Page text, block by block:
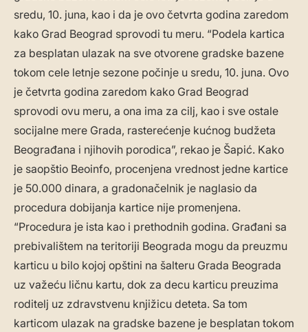
sredu, 10. juna, kao i da je ovo četvrta godina zaredom
kako Grad Beograd sprovodi tu meru. “Podela kartica
za besplatan ulazak na sve otvorene gradske bazene
tokom cele letnje sezone počinje u sredu, 10. juna. Ovo
je četvrta godina zaredom kako Grad Beograd
sprovodi ovu meru, a ona ima za cilj, kao i sve ostale
socijalne mere Grada, rasterećenje kućnog budžeta
Beograđana i njihovih porodica”, rekao je Šapić. Kako
je saopštio Beoinfo, procenjena vrednost jedne kartice
je 50.000 dinara, a gradonačelnik je naglasio da
procedura dobijanja kartice nije promenjena.
“Procedura je ista kao i prethodnih godina. Građani sa
prebivalištem na teritoriji Beograda mogu da preuzmu
karticu u bilo kojoj opštini na šalteru Grada Beograda
uz važeću ličnu kartu, dok za decu karticu preuzima
roditelj uz zdravstvenu knjižicu deteta. Sa tom
karticom ulazak na gradske bazene je besplatan tokom